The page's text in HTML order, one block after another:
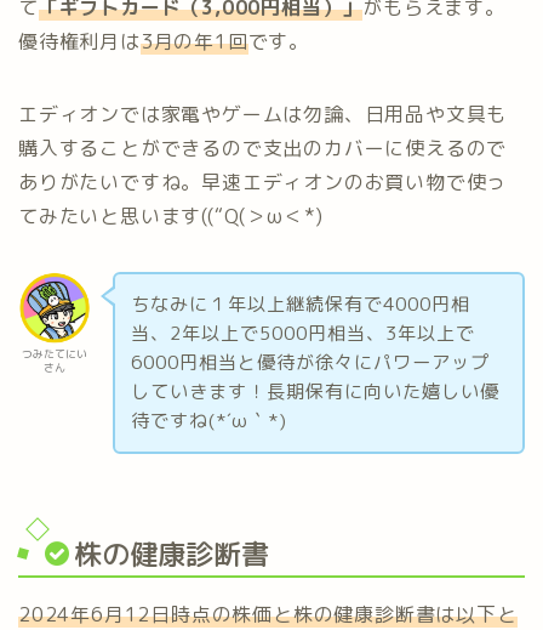
て「ギフトカード（3,000円相当）」がもらえます。
優待権利月は3月の年1回です。
エディオンでは家電やゲームは勿論、日用品や文具も
購入することができるので支出のカバーに使えるので
ありがたいですね。早速エディオンのお買い物で使っ
てみたいと思います((“Q(＞ω＜*)
つみたてにい
さん
ちなみに１年以上継続保有で4000円相
当、2年以上で5000円相当、3年以上で
6000円相当と優待が徐々にパワーアップ
していきます！長期保有に向いた嬉しい優
待ですね(*´ω｀*)
株の健康診断書
2024年6月12日時点の株価と株の健康診断書は以下と